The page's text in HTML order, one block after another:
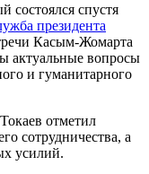
состоялся спустя
президента
Касым-Жомарта
актуальные вопросы
и гуманитарного
отметил
сотрудничества, а
усилий.